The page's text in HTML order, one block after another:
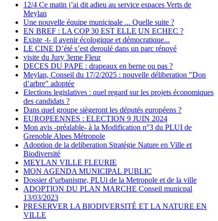
12/4 Ce matin j’ai dit adieu au service espaces Verts de
Meylan
Une nouvelle équipe municipale ... Quelle suite ?
EN BREF : LA COP 30 EST ELLE UN ECHEC ?
Existe -t- il avenir écologique et démocratique...
LE CINE D’été s’est deroulé dans un parc rénové
visite du Jury 3eme Fleur
DECES DU PAPE : drapeaux en berne ou pas ?
Meylan, Conseil du 17/2/2025 : nouvelle déliberation "Don
d’arbre" adoptée
Elections legislatives : quel regard sur les projets économiques
des candidats ?
Dans quel groupe siègeront les députés européens ?
EUROPEENNES : ELECTION 9 JUIN 2024
Mon avis -préalable- à la Modification n°3 du PLUI de
Grenoble Alpes Métropole
Adoption de la deliberation Stratégie Nature en Ville et
Biodiversité
MEYLAN VILLE FLEURIE
MON AGENDA MUNICIPAL PUBLIC
Dossier d’urbanisme, PLUi de la Metropole et de la ville
ADOPTION DU PLAN MARCHE Conseil municpal
13/03/2023
PRESERVER LA BIODIVERSITÉ ET LA NATURE EN
VILLE